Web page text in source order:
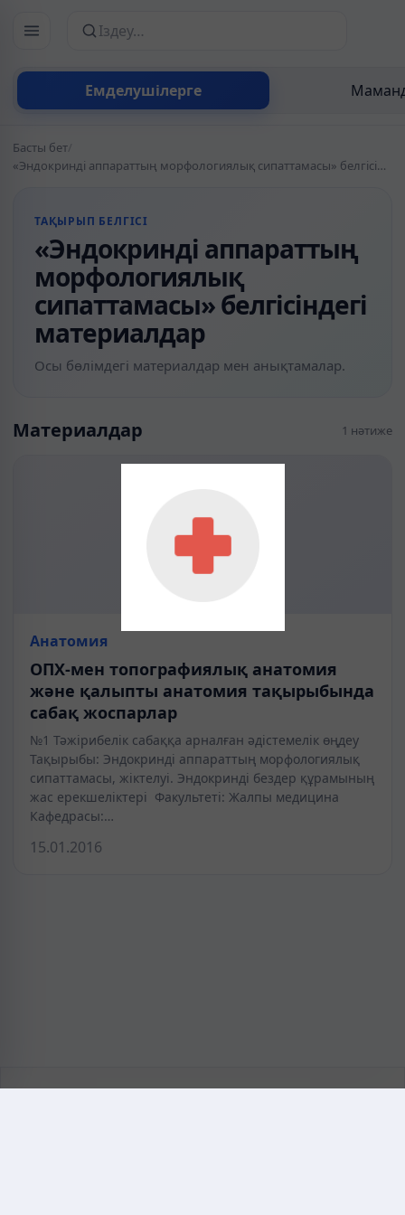
Емделушілерге
Сайттан іздеу
Басты бет/
«Эндокринді аппараттың морфологиялық сипаттамасы» белгісіндегі материалдар
ТАҚЫРЫП БЕЛГІСІ
«Эндокринді аппараттың
морфологиялық
сипаттамасы» белгісіндегі
материалдар
Осы бөлімдегі материалдар мен анықтамалар.
Материалдар 1 нәтиже
Анатомия
ОПХ-мен топографиялық анатомия
және қалыпты анатомия тақырыбында
сабақ жоспарлар
№1 Тәжірибелік сабаққа арналған әдістемелік өңдеу
Тақырыбы: Эндокринді аппараттың морфологиялық
сипаттамасы, жіктелуі. Эндокринді бездер құрамының
жас ерекшеліктері Факультеті: Жалпы медицина
Кафедрасы:…
15.01.2016
KAZMEDIC.ORG